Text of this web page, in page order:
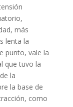
más
lenta la
punto, vale la
que tuvo la
la
la base de
como